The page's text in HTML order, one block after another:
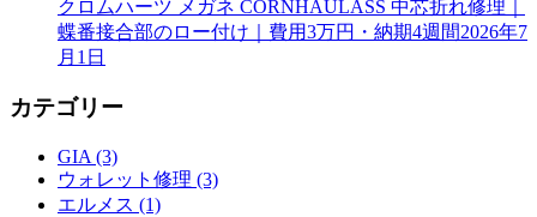
クロムハーツ メガネ CORNHAULASS 中芯折れ修理｜
蝶番接合部のロー付け｜費用3万円・納期4週間2026年7
月1日
カテゴリー
GIA (3)
ウォレット修理 (3)
エルメス (1)